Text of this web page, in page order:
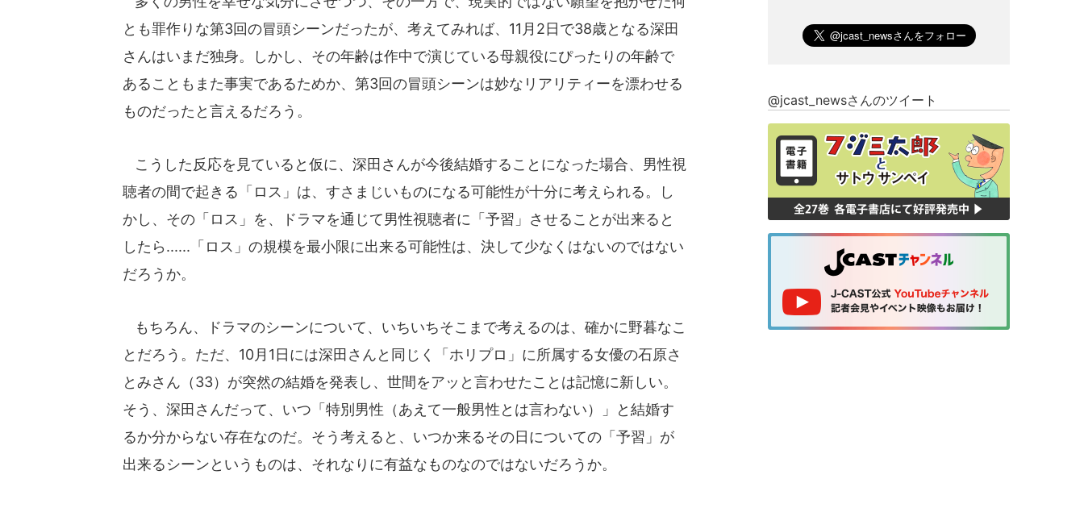
とも罪作りな第3回の冒頭シーンだったが、考えてみれば、11月2日で38歳となる深田
さんはいまだ独身。しかし、その年齢は作中で演じている母親役にぴったりの年齢で
あることもまた事実であるためか、第3回の冒頭シーンは妙なリアリティーを漂わせる
ものだったと言えるだろう。
こうした反応を見ていると仮に、深田さんが今後結婚することになった場合、男性視
聴者の間で起きる「ロス」は、すさまじいものになる可能性が十分に考えられる。し
かし、その「ロス」を、ドラマを通じて男性視聴者に「予習」させることが出来ると
したら......「ロス」の規模を最小限に出来る可能性は、決して少なくはないのではない
だろうか。
もちろん、ドラマのシーンについて、いちいちそこまで考えるのは、確かに野暮なこ
とだろう。ただ、10月1日には深田さんと同じく「ホリプロ」に所属する女優の石原さ
とみさん（33）が突然の結婚を発表し、世間をアッと言わせたことは記憶に新しい。
そう、深田さんだって、いつ「特別男性（あえて一般男性とは言わない）」と結婚す
るか分からない存在なのだ。そう考えると、いつか来るその日についての「予習」が
出来るシーンというものは、それなりに有益なものなのではないだろうか。
@jcast_newsさんのツイート